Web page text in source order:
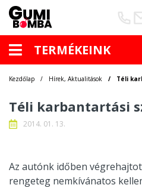
TERMÉKEINK
Kezdőlap Hírek, Aktualitások Téli
Téli karbantartási
2014. 01. 13.
Az autónk időben
rengeteg nemkívánatos